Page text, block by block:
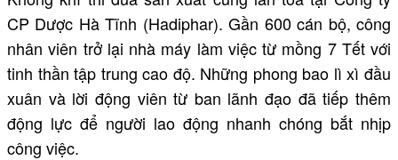
CP Dược Hà Tĩnh (Hadiphar). Gần 600 cán bộ, công
nhân viên trở lại nhà máy làm việc từ mồng 7 Tết với
tinh thần tập trung cao độ. Những phong bao lì xì đầu
xuân và lời động viên từ ban lãnh đạo đã tiếp thêm
động lực để người lao động nhanh chóng bắt nhịp
công việc.